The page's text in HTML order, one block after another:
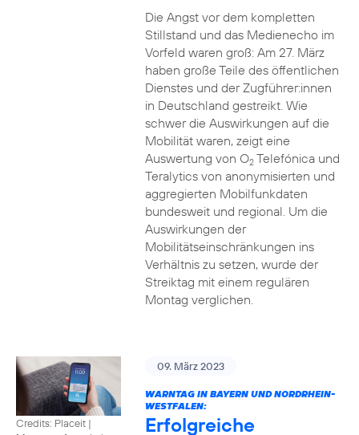
Die Angst vor dem kompletten
Stillstand und das Medienecho im
Vorfeld waren groß: Am 27. März
haben große Teile des öffentlichen
Dienstes und der Zugführer:innen
in Deutschland gestreikt. Wie
schwer die Auswirkungen auf die
Mobilität waren, zeigt eine
Auswertung von O2Telefónica und
Teralytics von anonymisierten und
aggregierten Mobilfunkdaten
bundesweit und regional. Um die
Auswirkungen der
Mobilitätseinschränkungen ins
Verhältnis zu setzen, wurde der
Streiktag mit einem regulären
Montag verglichen.
Credits: Placeit |
09. März 2023
WARNTAG IN BAYERN UND NORDRHEIN-
WESTFALEN:
Erfolgreiche